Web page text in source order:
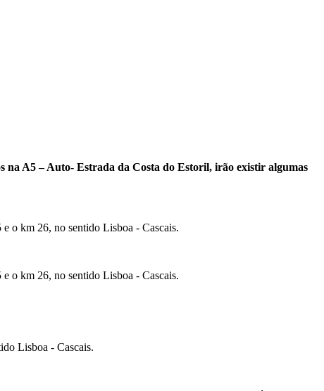
na A5 – Auto- Estrada da Costa do Estoril, irão existir algumas
o km 26, no sentido Lisboa - Cascais.
o km 26, no sentido Lisboa - Cascais.
Lisboa - Cascais.